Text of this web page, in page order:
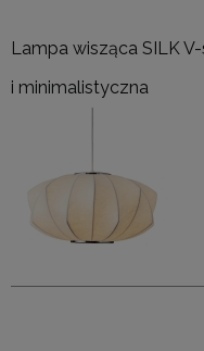
Lampa wisząca SILK
i minimalistyczna